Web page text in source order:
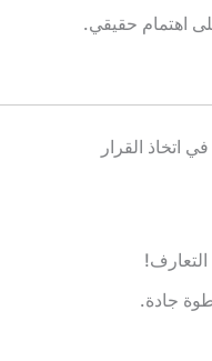
اهتمام حقيقي.
اتخاذ القرار
جادة.